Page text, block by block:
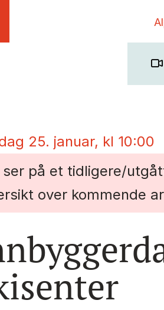
25. januar, kl 10:00
ser på et tidligere/
over kommende